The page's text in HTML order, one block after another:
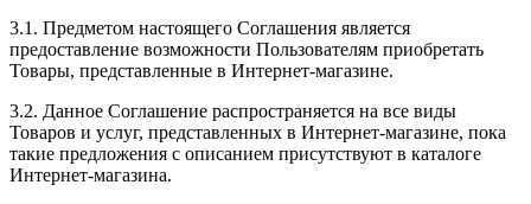
3.1. Предметом настоящего Соглашения является
предоставление возможности Пользователям приобретать
Товары, представленные в Интернет-магазине.
3.2. Данное Соглашение распространяется на все виды
Товаров и услуг, представленных в Интернет-магазине, пока
такие предложения с описанием присутствуют в каталоге
Интернет-магазина.